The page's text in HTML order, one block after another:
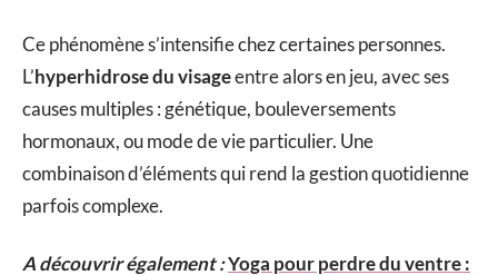
Ce phénomène s’intensifie chez certaines personnes.
L’hyperhidrose du visageentre alors en jeu, avec ses
causes multiples : génétique, bouleversements
hormonaux, ou mode de vie particulier. Une
combinaison d’éléments qui rend la gestion quotidienne
parfois complexe.
A découvrir également :Yoga pour perdre du ventre :